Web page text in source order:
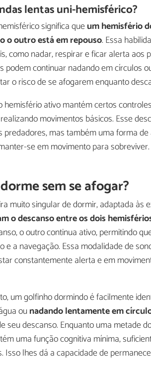
lentas uni-hemisférico?
significa queum hemisfério
o outro está em repouso. Essa
como nadar, respirar e ficar alerta aos
podem continuar nadando em círculos
o risco de se afogarem enquanto
hemisfério ativo mantém certos
movimentos básicos. Esse
mas também uma forma
se em movimento para sobreviver.
sem se afogar?
muito singular de dormir, adaptada às
o descanso entre os dois
o outro continua ativo, permitindo
e a navegação. Essa modalidade de
constantemente alerta e em
um golfinho dormindo é facilmente
ounadando lentamente em
seu descanso. Enquanto uma metade
uma função cognitiva mínima,
Isso lhes dá a capacidade de